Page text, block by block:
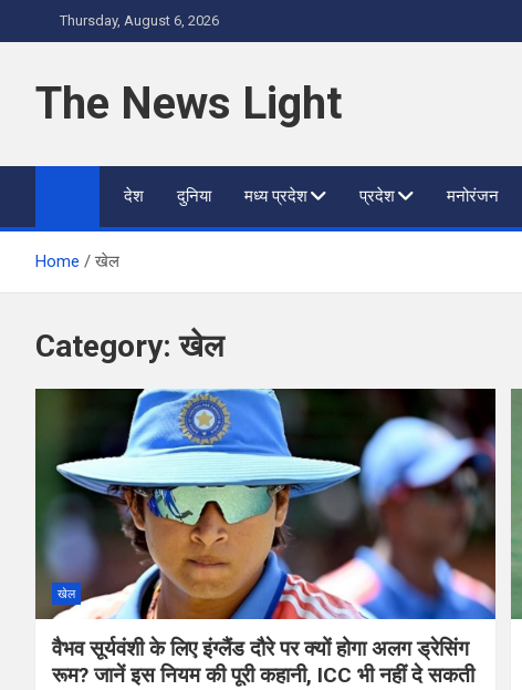
to
Thursday, August 6, 2026
The News Light
देश दुनिया मध्य प्रदेश प्रदेश मनोरंजन
Home खेल
Category:खेल
खेल
वैभव सूर्यवंशी के लिए इंग्लैंड दौरे पर क्यों होगा अलग ड्रेसिंग
रूम? जानें इस नियम की पूरी कहानी, ICC भी नहीं दे सकती